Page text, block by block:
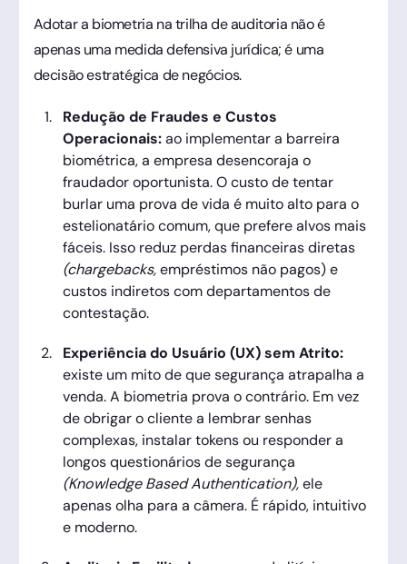
Adotar a biometria na trilha de auditoria não é
apenas uma medida defensiva jurídica; é uma
decisão estratégica de negócios.
Redução de Fraudes e Custos
Operacionais:ao implementar a barreira
biométrica, a empresa desencoraja o
fraudador oportunista. O custo de tentar
burlar uma prova de vida é muito alto para o
estelionatário comum, que prefere alvos mais
fáceis. Isso reduz perdas financeiras diretas
(chargebacks,empréstimos não pagos) e
custos indiretos com departamentos de
contestação.
Experiência do Usuário (UX) sem Atrito:
existe um mito de que segurança atrapalha a
venda. A biometria prova o contrário. Em vez
de obrigar o cliente a lembrar senhas
complexas, instalar tokens ou responder a
longos questionários de segurança
(Knowledge Based Authentication),ele
apenas olha para a câmera. É rápido, intuitivo
e moderno.